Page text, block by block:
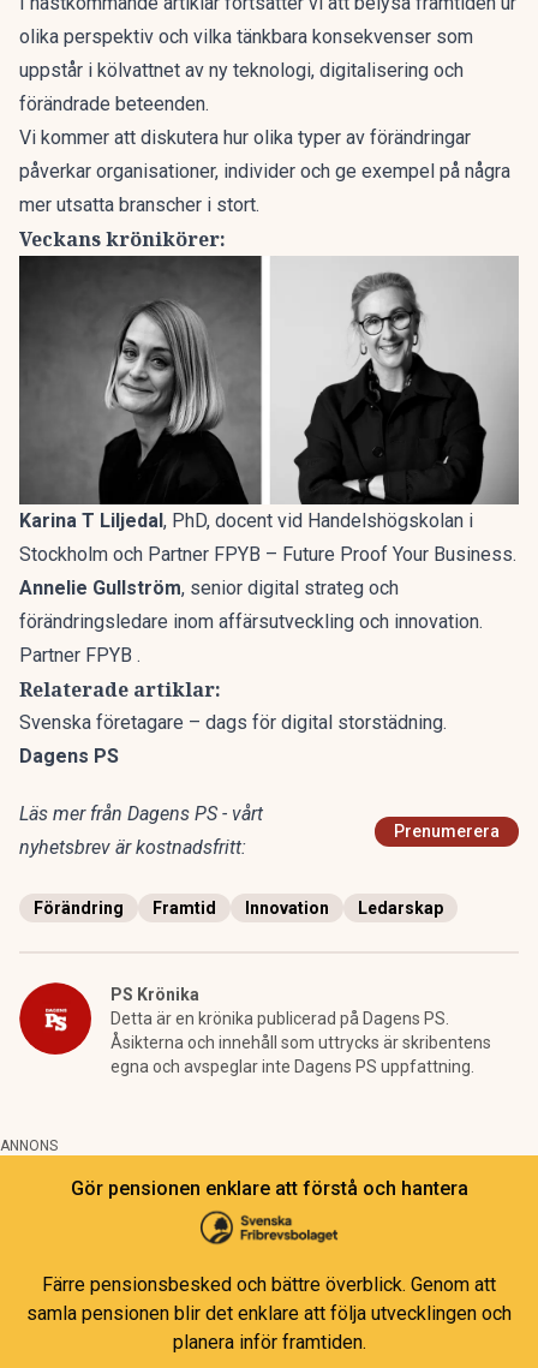
olika perspektiv och vilka tänkbara konsekvenser som
uppstår i kölvattnet av ny teknologi, digitalisering och
förändrade beteenden.
Vi kommer att diskutera hur olika typer av förändringar
påverkar organisationer, individer och ge exempel på några
mer utsatta branscher i stort.
Veckans krönikörer:
Karina T Liljedal , PhD, docent vid Handelshögskolan i
Stockholm och Partner FPYB – Future Proof Your Business.
Annelie Gullström, senior digital strateg och
förändringsledare inom affärsutveckling och innovation.
Partner FPYB .
Relaterade artiklar:
Svenska företagare – dags för digital storstädning.
Dagens PS
Läs mer från Dagens PS - vårt
nyhetsbrev är kostnadsfritt:
Prenumerera
Förändring Framtid Innovation Ledarskap
PS Krönika
Detta är en krönika publicerad på Dagens PS.
Åsikterna och innehåll som uttrycks är skribentens
egna och avspeglar inte Dagens PS uppfattning.
ANNONS
Gör pensionen enklare att förstå och hantera
Färre pensionsbesked och bättre överblick. Genom att
samla pensionen blir det enklare att följa utvecklingen och
planera inför framtiden.